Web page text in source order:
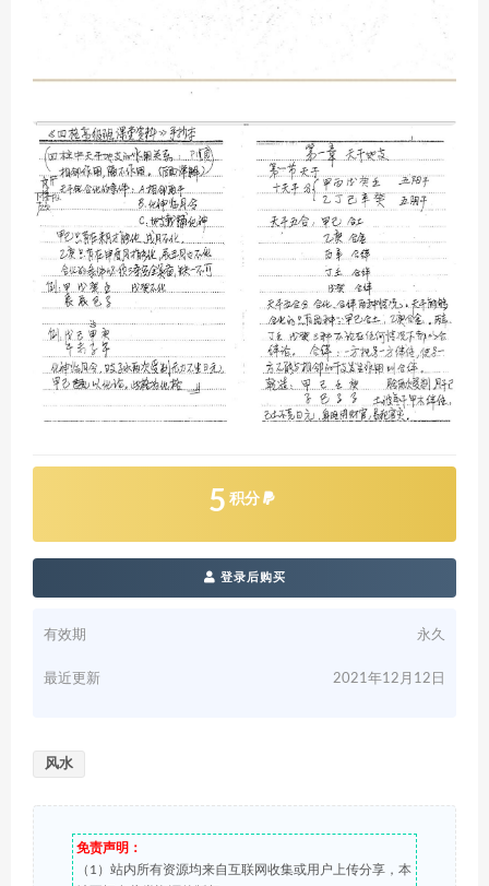
5 积分
登录后购买
有效期 永久
最近更新 2021年12月12日
风水
免责声明：
（1）站内所有资源均来自互联网收集或用户上传分享，本